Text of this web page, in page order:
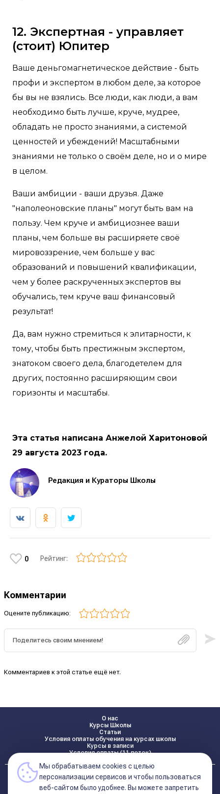
12. Экспертная - управляет
(стоит) Юпитер
Ваше деньгомагнетическое действие - быть
профи и экспертом в любом деле, за которое
бы вы не взялись. Все люди, как люди, а вам
необходимо быть лучше, круче, мудрее,
обладать не просто знаниями, а системой
ценностей и убеждений! Масштабными
знаниями не только о своём деле, но и о мире
в целом.
Ваши амбиции - ваши друзья. Даже
"наполеоновские планы" могут быть вам на
пользу. Чем круче и амбициознее ваши
планы, чем больше вы расширяете своё
мировоззрение, чем больше у вас
образований и повышений квалификации,
чем у более раскрученных экспертов вы
обучались, тем круче ваш финансовый
результат!
Да, вам нужно стремиться к элитарности, к
тому, чтобы быть престижным экспертом,
знатоком своего дела, благодетелем для
других, постоянно расширяющим свои
горизонты и масштабы.
Эта статья написана Анжелой Харитоновой
29 августа 2023 года.
Редакция и Кураторы Школы
0 Рейтинг:
Комментарии
Оцените публикацию:
Комментариев к этой статье ещё нет.
О нас
Курсы Школы
Статьи
Условия оплаты обучения на курсах школы
Курсы в записи
Условия оплаты (11 поток)
Реквизиты
Контакты
Мы обрабатываем cookies с целью
персонализации сервисов и чтобы пользоваться
веб-сайтом было удобнее. Вы можете запретить